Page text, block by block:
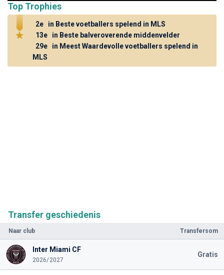
Transfer geschiedenis
Naar club Transfersom
Inter Miami CF
2026/2027
Gratis
Top Trophies
2e
in Beste voetballers spelend in MLS
13e
in Beste balveroverende middenvelder
29e
in Meest Waardevolle voetballers spelend in
MLS